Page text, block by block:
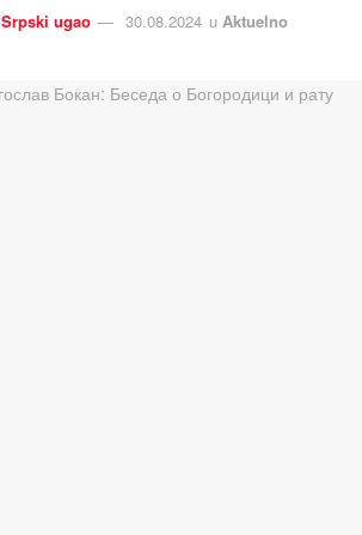
Srpski ugao 30.08.2024 u Aktuelno